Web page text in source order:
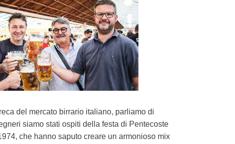
del mercato birrario italiano, parliamo di
siamo stati ospiti della festa di Pentecoste
che hanno saputo creare un armonioso mix